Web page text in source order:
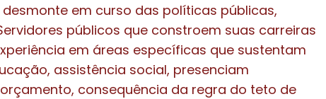
em curso das políticas públicas,
públicos que constroem suas carreiras
em áreas específicas que sustentam
assistência social, presenciam
consequência da regra do teto de